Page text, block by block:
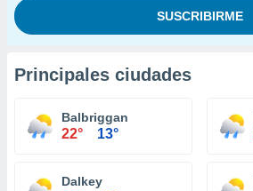
Principales ciudades
Balbriggan
22° 13°
Dalkey